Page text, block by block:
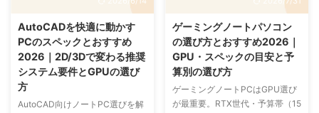
AutoCADを快適に動かす
PCのスペックとおすすめ
2026｜2D/3Dで変わる推奨
システム要件とGPUの選び
方
AutoCAD向けノートPC選びを解
ゲーミングノートパソコン
の選び方とおすすめ2026｜
GPU・スペックの目安と予
算別の選び方
ゲーミングノートPCはGPU選び
が最重要。RTX世代・予算帯（15